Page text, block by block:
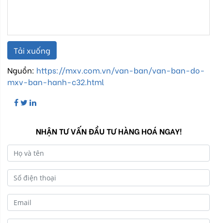
Tải xuống
Nguồn: https://mxv.com.vn/van-ban/van-ban-do-
mxv-ban-hanh-c32.html
NHẬN TƯ VẤN ĐẦU TƯ HÀNG HOÁ NGAY!